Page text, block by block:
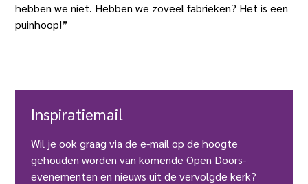
hebben we niet. Hebben we zoveel fabrieken? Het is een
puinhoop!”
Inspiratiemail
Wil je ook graag via de e-mail op de hoogte
gehouden worden van komende Open Doors-
evenementen en nieuws uit de vervolgde kerk?